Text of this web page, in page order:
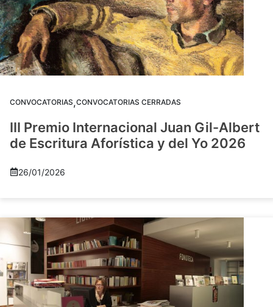
CONVOCATORIAS,CONVOCATORIAS CERRADAS
III Premio Internacional Juan Gil-Albert
de Escritura Aforística y del Yo 2026
26/01/2026